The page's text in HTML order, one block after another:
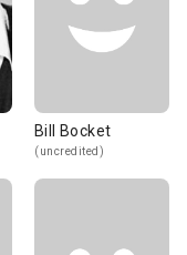
Bill Bocket
(uncredited)